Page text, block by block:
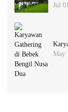
Jul
May